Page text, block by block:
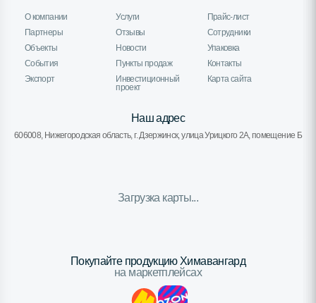
О компании Услуги
Прайс-лист
Партнеры
Отзывы
Сотрудники
Объекты
Новости
Упаковка
События
Пункты продаж
Контакты
Экспорт
Инвестиционный
проект
Карта сайта
Наш адрес
606008, Нижегородская область, г. Дзержинск, улица Урицкого 2А, помещение Б
Загрузка карты...
Покупайте продукцию Химавангард
на маркетплейсах